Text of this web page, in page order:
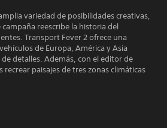
variedad de posibilidades creativas,
reescribe la historia del
Transport Fever 2 ofrece una
de Europa, América y Asia
detalles. Además, con el editor de
paisajes de tres zonas climáticas